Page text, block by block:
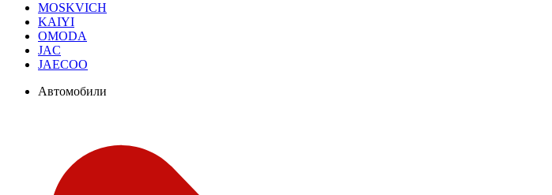
MOSKVICH
KAIYI
OMODA
JAC
JAECOO
Автомобили